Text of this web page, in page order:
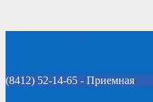
(8412) 52-14-65 - Приемная